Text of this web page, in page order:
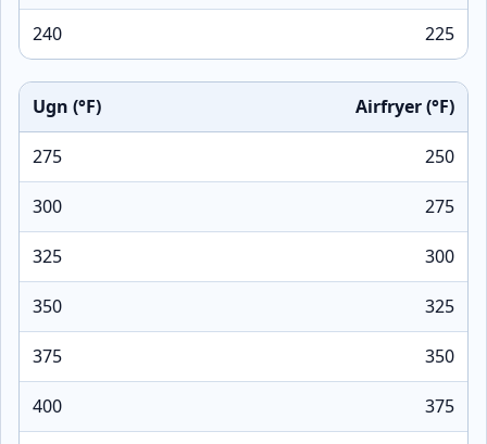
240 225
Ugn (°F) Airfryer (°F)
275 250
300 275
325 300
350 325
375 350
400 375